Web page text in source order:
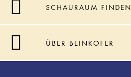
SCHAURAUM FINDEN
ÜBER BEINKOFER